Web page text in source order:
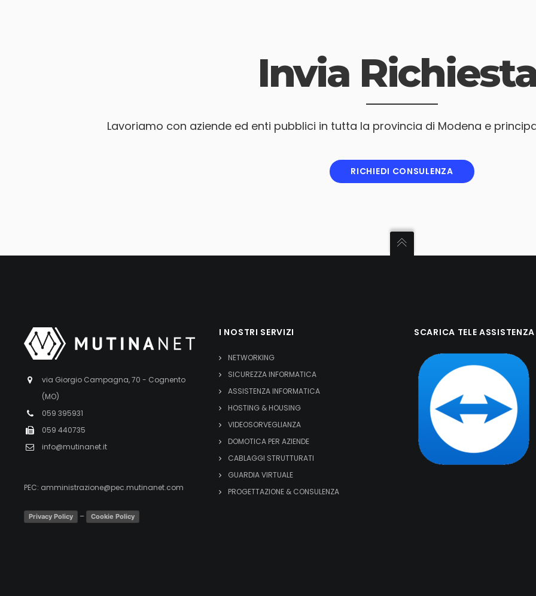
Invia
Lavoriamo con aziende ed enti pubblici in tutta la provincia di Modena e
RICHIEDI CONSULENZA
via Giorgio Campagna, 70 - Cognento
(MO)
059 395931
059 440735
info@mutinanet.it
PEC: amministrazione@pec.mutinanet.com
Privacy Policy – Cookie Policy
I NOSTRI SERVIZI
NETWORKING
SICUREZZA INFORMATICA
ASSISTENZA INFORMATICA
HOSTING & HOUSING
VIDEOSORVEGLIANZA
DOMOTICA PER AZIENDE
CABLAGGI STRUTTURATI
GUARDIA VIRTUALE
PROGETTAZIONE & CONSULENZA
SCARICA TELE ASSISTENZA